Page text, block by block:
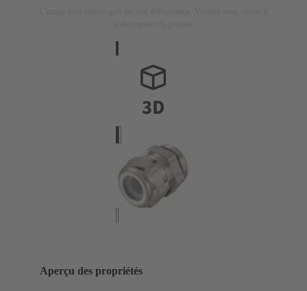
Aperçu des propriétés